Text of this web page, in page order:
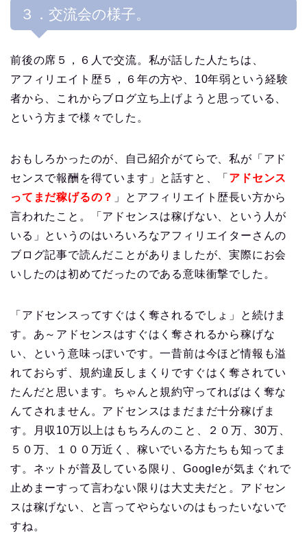
３．交流会の様子。
前後の席５，６人で交流。私が話した人たちは、
アフィリエイト歴５，６年の方や、10年弱という経験
者から、これからブログ立ち上げようと思っている、
という方まで様々でした。
おもしろかったのが、自己紹介がてらで、私が「アド
センスで報酬を得ています」と話すと、「 アドセンス
ってまだ稼げるの？ 」とアフィリエイト歴長い方から
言われたこと。「アドセンスは稼げない、という人が
いる」というのはいろいろなアフィリエイターさんの
ブログ記事で読んだことがありましたが、実際にお会
いしたのは初めてだったのである意味衝撃でした。
「アドセンスってすぐはく奪されるでしょ」と続けま
す。あ～アドセンスはすぐはく奪されるから稼げな
い、という意味っぽいです。一昔前は今ほど情報も溢
れておらず、規約違反しまくりですぐはく奪されてい
たんだと思います。ちゃんと規約守ってればはく奪な
んてされません。アドセンスはまだまだ十分稼げま
す。月収10万以上はもちろんのこと、２０万、30万、
５０万、１００万近く、稼いでいる方たちも知ってま
す。ネットが普及している限り、Googleが気まぐれで
止めまーすって言わない限りは大丈夫だと。アドセン
スは稼げない、と言ってやらないのはもったいないで
すね。